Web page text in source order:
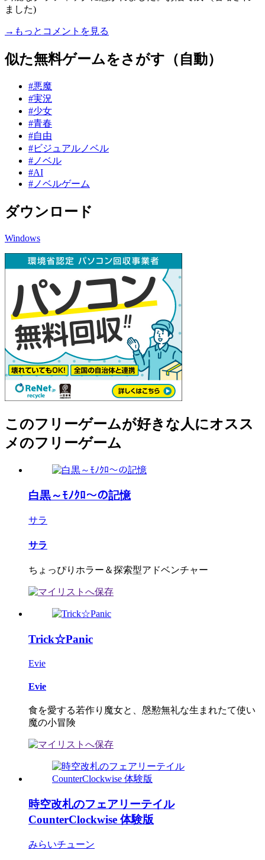
ました)
→もっとコメントを見る
似た無料ゲームをさがす（自動）
#悪魔
#実況
#少女
#青春
#自由
#ビジュアルノベル
#ノベル
#AI
#ノベルゲーム
ダウンロード
Windows
このフリーゲームが好きな人にオスス
メのフリーゲーム
白黒～ﾓﾉｸﾛ～の記憶
サラ
サラ
ちょっぴりホラー＆探索型アドベンチャー
Trick☆Panic
Evie
Evie
食を愛する若作り魔女と、慇懃無礼な生まれたて使い
魔の小冒険
時空改札のフェアリーテイル
CounterClockwise 体験版
みらいチューン